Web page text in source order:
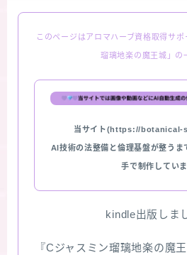
おすすめ商品＆レビュー
★スペシャルアロマハーブ４
お問い合わせ
サイトマップ
このページはアロマハーブ資格取得サ
瑠璃地楽の魔王城」の
当サイト(https://botanical-
AI技術の法整備と倫理基盤が整うま
手で制作してい
kindle出版しま
『Cジャスミン瑠璃地楽の魔